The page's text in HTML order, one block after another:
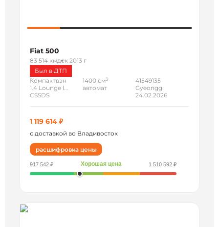
Fiat 500
83 514 кмдек 2013 г
Был в ДТП
Компактвэн
1.4 Lounge l...
CSSDS
1400 см3
автомат
41549135
Gyeonggi
24.02.2026
1 119 614 ₽
с доставкой во Владивосток
расшифровка цены
917 542 ₽ Хорошая цена 1 510 592 ₽